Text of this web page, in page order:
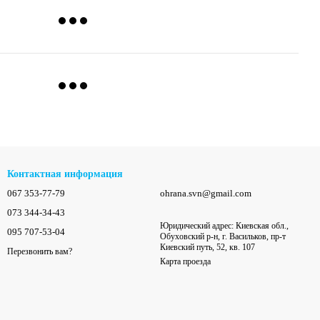
Контактная информация
067 353-77-79
073 344-34-43
095 707-53-04
Перезвонить вам?
ohrana.svn@gmail.com
Юридический адрес: Киевская обл.,
Обуховский р-н, г. Васильков, пр-т
Киевский путь, 52, кв. 107
Карта проезда